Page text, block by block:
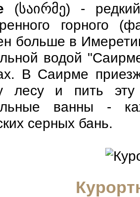
(საირმე) -
горного
больше в
водой
В Саирме
лесу и пить
ванны -
серных бань.